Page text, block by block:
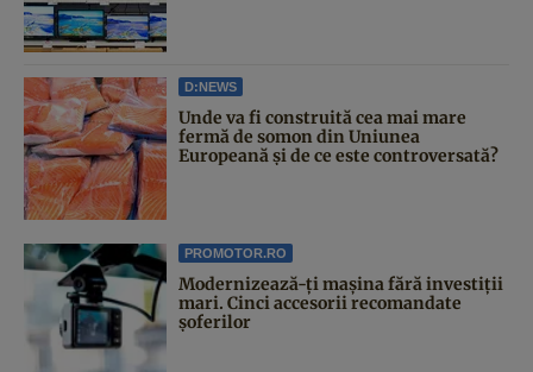
D:NEWS
Unde va fi construită cea mai mare
fermă de somon din Uniunea
Europeană și de ce este controversată?
PROMOTOR.RO
Modernizează-ți mașina fără investiții
mari. Cinci accesorii recomandate
șoferilor